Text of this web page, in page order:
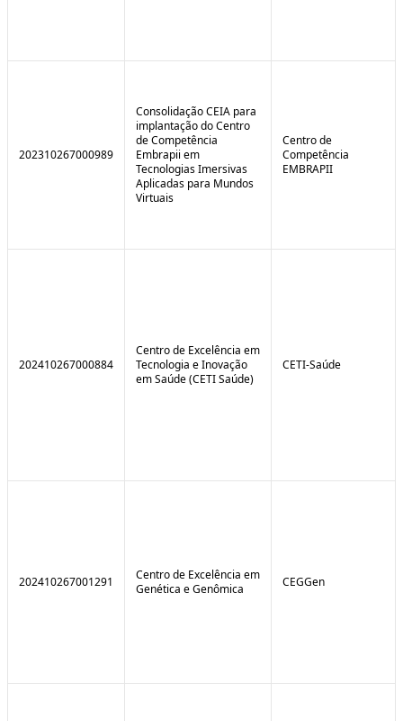
202310267000989
Consolidação CEIA para
implantação do Centro
de Competência
Embrapii em
Tecnologias Imersivas
Aplicadas para Mundos
Virtuais
Centro de
Competência
EMBRAPII
202410267000884
Centro de Excelência em
Tecnologia e Inovação
em Saúde (CETI Saúde)
CETI-Saúde
202410267001291
Centro de Excelência em
Genética e Genômica
CEGGen